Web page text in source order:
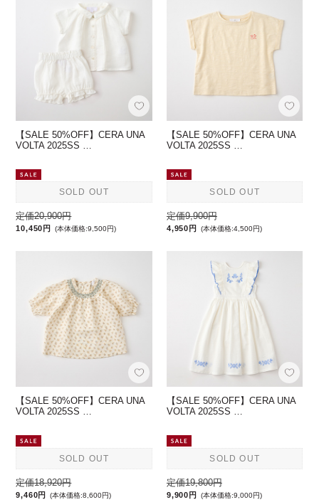
【SALE 50%OFF】CERA UNA
VOLTA 2025SS …
SOLD OUT
定価20,900円
10,450円 (本体価格:9,500円)
【SALE 50%OFF】CERA UNA
VOLTA 2025SS …
SOLD OUT
定価9,900円
4,950円 (本体価格:4,500円)
【SALE 50%OFF】CERA UNA
VOLTA 2025SS …
SOLD OUT
定価18,920円
9,460円 (本体価格:8,600円)
【SALE 50%OFF】CERA UNA
VOLTA 2025SS …
SOLD OUT
定価19,800円
9,900円 (本体価格:9,000円)